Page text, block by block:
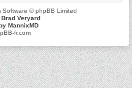
Software © phpBB Limited
Brad Veryard
MannixMD
fr.com